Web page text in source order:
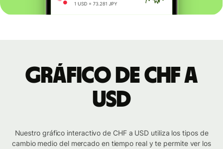
Gráfico de CHF a
USD
Nuestro gráfico interactivo de CHF a USD utiliza los tipos de
cambio medio del mercado en tiempo real y te permite ver los